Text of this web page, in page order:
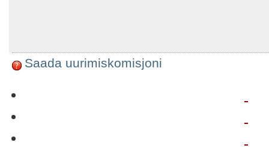
Saada uurimiskomisjoni